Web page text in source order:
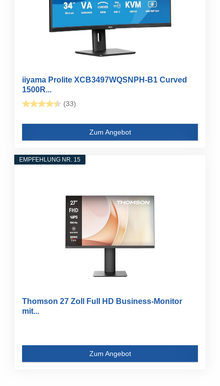
iiyama Prolite XCB3497WQSNPH-B1 Curved
1500R...
(33)
Zum Angebot
EMPFEHLUNG NR. 15
Thomson 27 Zoll Full HD Business-Monitor
mit...
Zum Angebot